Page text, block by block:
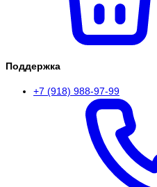
Поддержка
+7 (918) 988-97-99